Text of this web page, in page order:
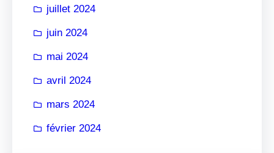
juillet 2024
juin 2024
mai 2024
avril 2024
mars 2024
février 2024